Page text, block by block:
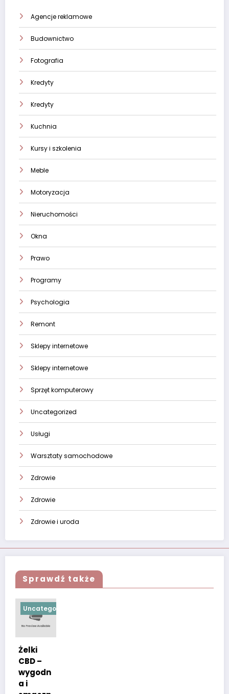
Agencje reklamowe
Budownictwo
Fotografia
Kredyty
Kredyty
Kuchnia
Kursy i szkolenia
Meble
Motoryzacja
Nieruchomości
Okna
Prawo
Programy
Psychologia
Remont
Sklepy internetowe
Sklepy internetowe
Sprzęt komputerowy
Uncategorized
Usługi
Warsztaty samochodowe
Zdrowie
Zdrowie
Zdrowie i uroda
Sprawdź także
Uncategorized
Żelki
CBD –
wygodn
a i